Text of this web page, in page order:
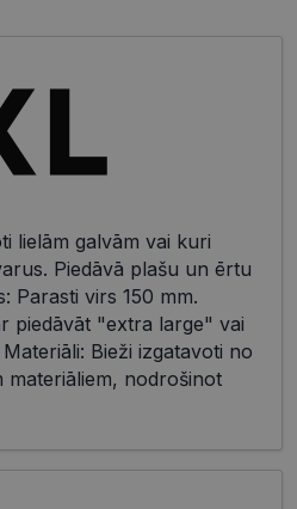
lielām galvām vai kuri
Piedāvā plašu un ērtu
Parasti virs 150 mm.
piedāvāt "extra large" vai
Bieži izgatavoti no
materiāliem, nodrošinot